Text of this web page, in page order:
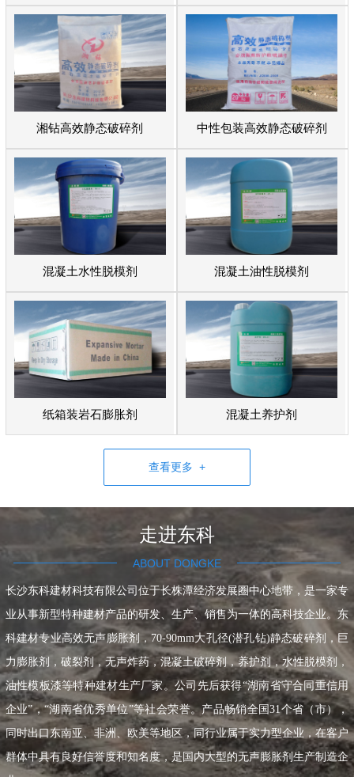
碎剂
湘钻高效静态破碎剂 中性包装高效静态破碎剂
混凝土水性脱模剂 混凝土油性脱模剂
纸箱装岩石膨胀剂 混凝土养护剂
查看更多 +
走进东科
ABOUT DONGKE
长沙东科建材科技有限公司位于长株潭经济发展圈中心地带，是一家专
业从事新型特种建材产品的研发、生产、销售为一体的高科技企业。东
科建材专业高效无声膨胀剂，70-90mm大孔径(潜孔钻)静态破碎剂，巨
力膨胀剂，破裂剂，无声炸药，混凝土破碎剂，养护剂，水性脱模剂，
油性模板漆等特种建材生产厂家。公司先后获得“湖南省守合同重信用
企业”，“湖南省优秀单位”等社会荣誉。产品畅销全国31个省（市），
同时出口东南亚、非洲、欧美等地区，同行业属于实力型企业，在客户
群体中具有良好信誉度和知名度，是国内大型的无声膨胀剂生产制造企